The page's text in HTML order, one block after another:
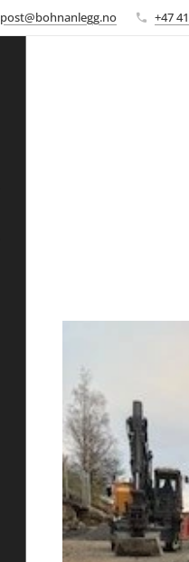
post@bohnanlegg.no +47